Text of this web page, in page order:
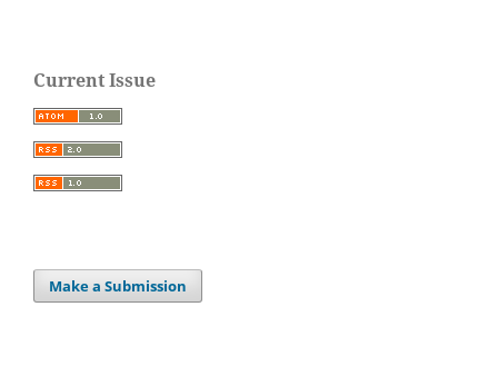
Current Issue
Make a Submission